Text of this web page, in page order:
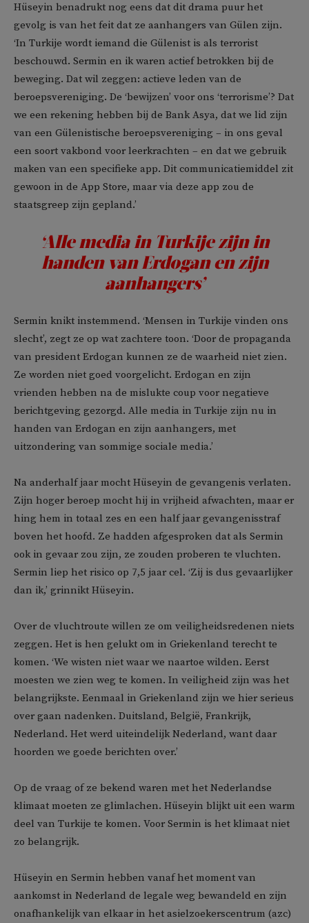
Hüseyin benadrukt nog eens dat dit drama puur het
gevolg is van het feit dat ze aanhangers van Gülen zijn.
‘In Turkije wordt iemand die Gülenist is als terrorist
beschouwd. Sermin en ik waren actief betrokken bij de
beweging. Dat wil zeggen: actieve leden van de
beroepsvereniging. De ‘bewijzen’ voor ons ‘terrorisme’? Dat
we een rekening hebben bij de Bank Asya, dat we lid zijn
van een Gülenistische beroepsvereniging – in ons geval
een soort vakbond voor leerkrachten – en dat we gebruik
maken van een specifieke app. Dit communicatiemiddel zit
gewoon in de App Store, maar via deze app zou de
staatsgreep zijn gepland.’
‘Alle media in Turkije zijn in
handen van Erdogan en zijn
aanhangers’
Sermin knikt instemmend. ‘Mensen in Turkije vinden ons
slecht’, zegt ze op wat zachtere toon. ‘Door de propaganda
van president Erdogan kunnen ze de waarheid niet zien.
Ze worden niet goed voorgelicht. Erdogan en zijn
vrienden hebben na de mislukte coup voor negatieve
berichtgeving gezorgd. Alle media in Turkije zijn nu in
handen van Erdogan en zijn aanhangers, met
uitzondering van sommige sociale media.’
Na anderhalf jaar mocht Hüseyin de gevangenis verlaten.
Zijn hoger beroep mocht hij in vrijheid afwachten, maar er
hing hem in totaal zes en een half jaar gevangenisstraf
boven het hoofd. Ze hadden afgesproken dat als Sermin
ook in gevaar zou zijn, ze zouden proberen te vluchten.
Sermin liep het risico op 7,5 jaar cel. ‘Zij is dus gevaarlijker
dan ik,’ grinnikt Hüseyin.
Over de vluchtroute willen ze om veiligheidsredenen niets
zeggen. Het is hen gelukt om in Griekenland terecht te
komen. ‘We wisten niet waar we naartoe wilden. Eerst
moesten we zien weg te komen. In veiligheid zijn was het
belangrijkste. Eenmaal in Griekenland zijn we hier serieus
over gaan nadenken. Duitsland, België, Frankrijk,
Nederland. Het werd uiteindelijk Nederland, want daar
hoorden we goede berichten over.’
Op de vraag of ze bekend waren met het Nederlandse
klimaat moeten ze glimlachen. Hüseyin blijkt uit een warm
deel van Turkije te komen. Voor Sermin is het klimaat niet
zo belangrijk.
Hüseyin en Sermin hebben vanaf het moment van
aankomst in Nederland de legale weg bewandeld en zijn
onafhankelijk van elkaar in het asielzoekerscentrum (azc)